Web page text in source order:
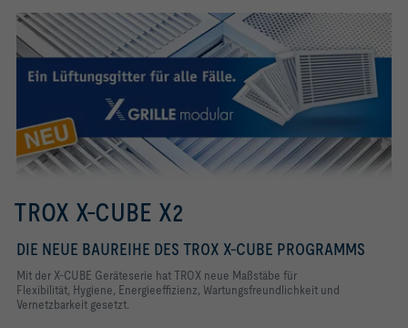
TROX X-CUBE X2
DIE NEUE BAUREIHE DES TROX X-CUBE PROGRAMMS
Mit der X-CUBE Geräteserie hat TROX neue Maßstäbe für
Flexibilität, Hygiene, Energieeffizienz, Wartungsfreundlichkeit und
Vernetzbarkeit gesetzt.